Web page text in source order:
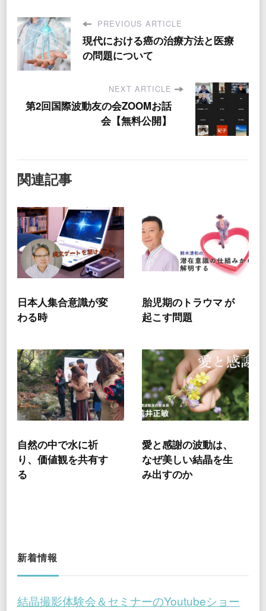
PREVIOUS ARTICLE
現代における癌の治療方法と医療
の問題について
NEXT ARTICLE
第2回国際波動友の会ZOOMお話
会【無料公開】
関連記事
日本人集合意識が変
わる時
胎児期のトラウマ が
起こす問題
自然の中で水に祈
り、価値観を共有す
る
愛と感謝の波動は、
なぜ美しい結晶を生
み出すのか
新着情報
結晶撮影体験会＆セミナーのYoutubeショー